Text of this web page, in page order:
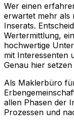
Wer einen
erwartet mehr als
Inserats.
Wertermittlung,
hochwertige
mit Interessenten
Genau hier
Als Maklerbüro
allen Phasen der
Prozessen und